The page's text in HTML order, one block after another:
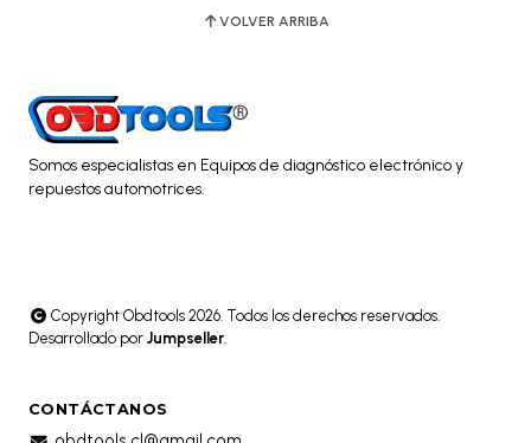
VOLVER ARRIBA
Somos especialistas en Equipos de diagnóstico electrónico y
repuestos automotrices.
Copyright Obdtools 2026. Todos los derechos reservados.
Desarrollado por Jumpseller
CONTÁCTANOS